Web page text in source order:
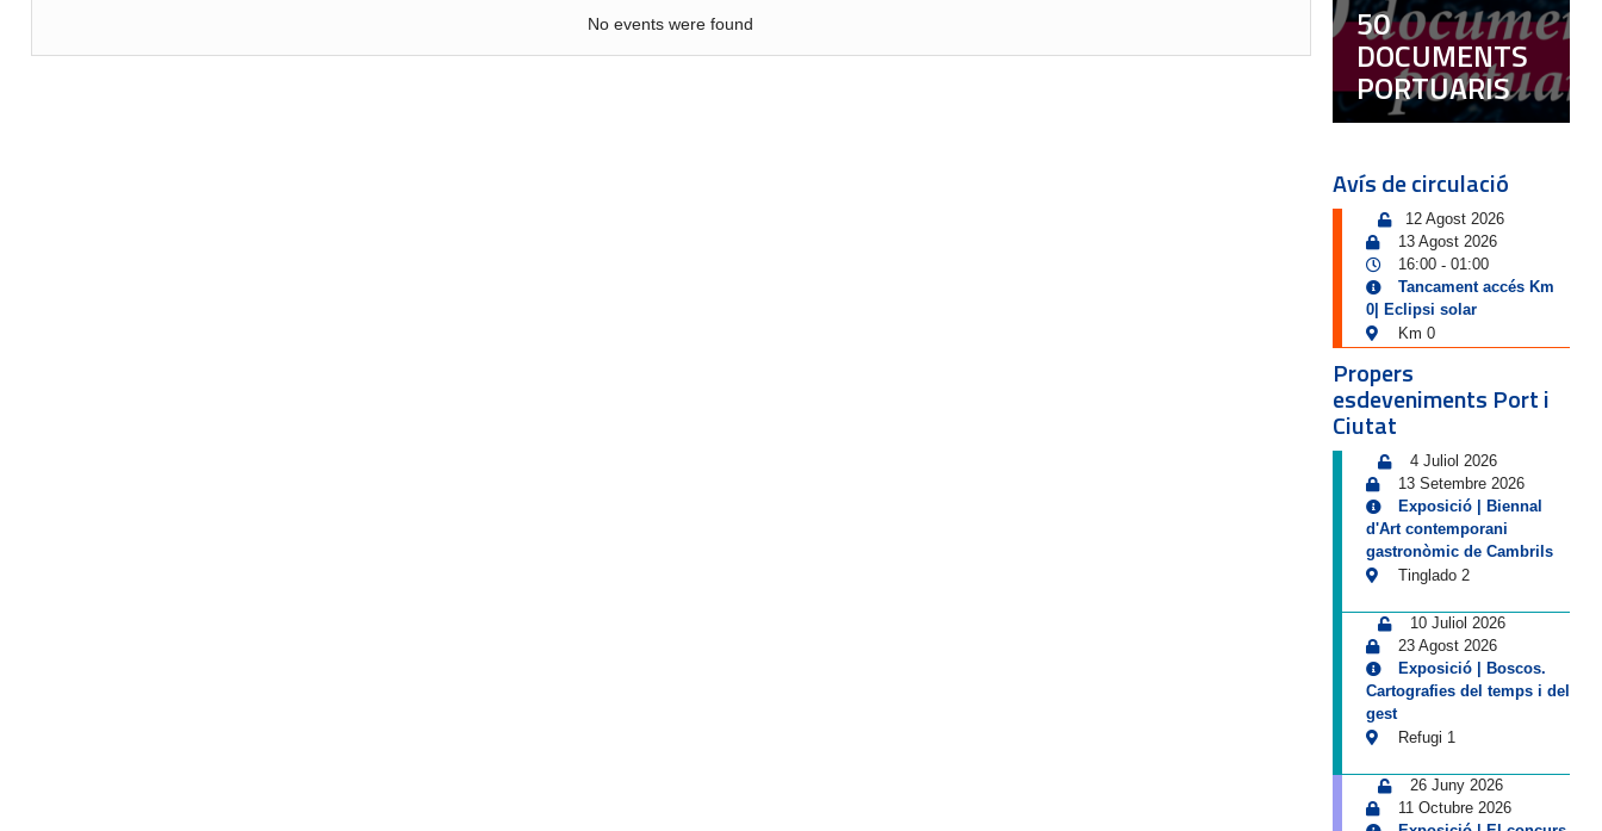
No events were found 50
DOCUMENTS
PORTUARIS
Avís de circulació
12 Agost 2026
13 Agost 2026
16:00- 01:00
Tancament accés Km
0| Eclipsi solar
Km 0
Propers
esdeveniments Port i
Ciutat
4 Juliol 2026
13 Setembre 2026
Exposició | Biennal
d'Art contemporani
gastronòmic de Cambrils
Tinglado 2
10 Juliol 2026
23 Agost 2026
Exposició | Boscos.
Cartografies del temps i del
gest
Refugi 1
26 Juny 2026
11 Octubre 2026